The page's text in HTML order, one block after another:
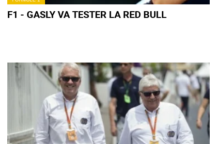
F1 - GASLY VA TESTER LA RED BULL